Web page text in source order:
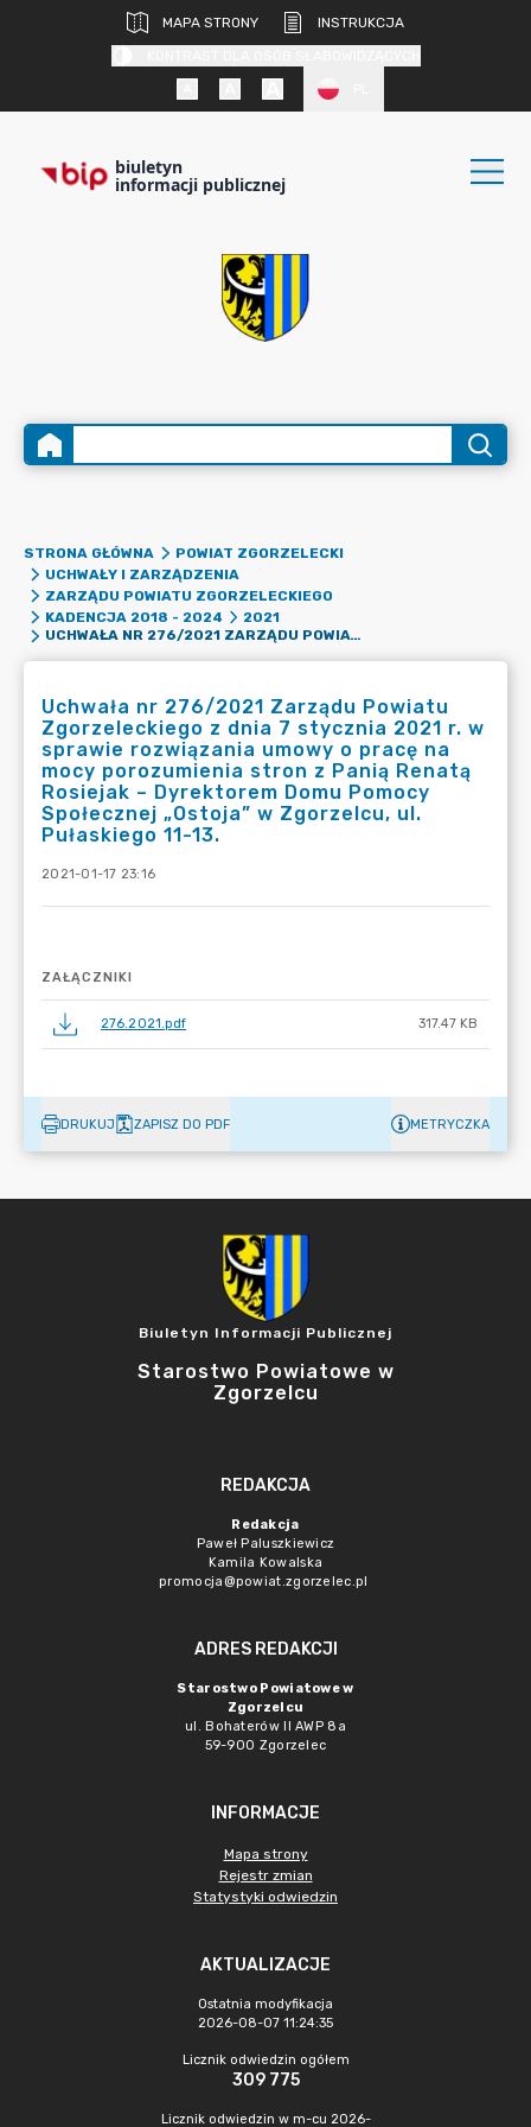
MAPA STRONY
INSTRUKCJA
biuletyn
informacji publicznej
STRONA GŁÓWNA
POWIAT ZGORZELECKI
UCHWAŁY I ZARZĄDZENIA
ZARZĄDU POWIATU ZGORZELECKIEGO
KADENCJA 2018 - 2024
2021
UCHWAŁA NR 276/2021 ZARZĄDU POWIATU ZGORZELECKIEGO Z DNIA 7 STYCZNIA 2021 R. W SPRAWIE ROZWIĄZANIA UMOWY O PRACĘ NA MOCY POROZUMIENIA STRON Z PANIĄ RENATĄ ROSIEJAK – DYREKTOREM DOMU POMOCY SPOŁECZNEJ „OSTOJA” W ZGORZELCU, UL. PUŁASKIEGO 11-13.
Uchwała nr 276/2021 Zarządu Powiatu
Zgorzeleckiego z dnia 7 stycznia 2021 r. w
sprawie rozwiązania umowy o pracę na
mocy porozumienia stron z Panią Renatą
Rosiejak – Dyrektorem Domu Pomocy
Społecznej „Ostoja” w Zgorzelcu, ul.
Pułaskiego 11-13.
2021-01-17 23:16
ZAŁĄCZNIKI
276.2021.pdf 317.47 KB
DRUKUJ ZAPISZ DO PDF METRYCZKA
Biuletyn Informacji Publicznej
Starostwo Powiatowe w
Zgorzelcu
REDAKCJA
Redakcja
Paweł Paluszkiewicz
Kamila Kowalska
promocja@powiat.zgorzelec.pl
ADRES REDAKCJI
Starostwo Powiatowe w
Zgorzelcu
ul. Bohaterów II AWP 8a
59-900 Zgorzelec
INFORMACJE
Mapa strony
Rejestr zmian
Statystyki odwiedzin
AKTUALIZACJE
Ostatnia modyfikacja
2026-08-07 11:24:35
Licznik odwiedzin ogółem
309 775
Licznik odwiedzin w m-cu 2026-